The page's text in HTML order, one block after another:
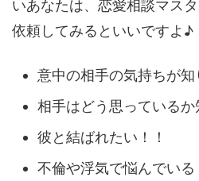
いあなたは、恋愛相談マス
依頼してみるといいですよ♪
意中の相手の気持ちが知
相手はどう思っているか
彼と結ばれたい！！
不倫や浮気で悩んでいる